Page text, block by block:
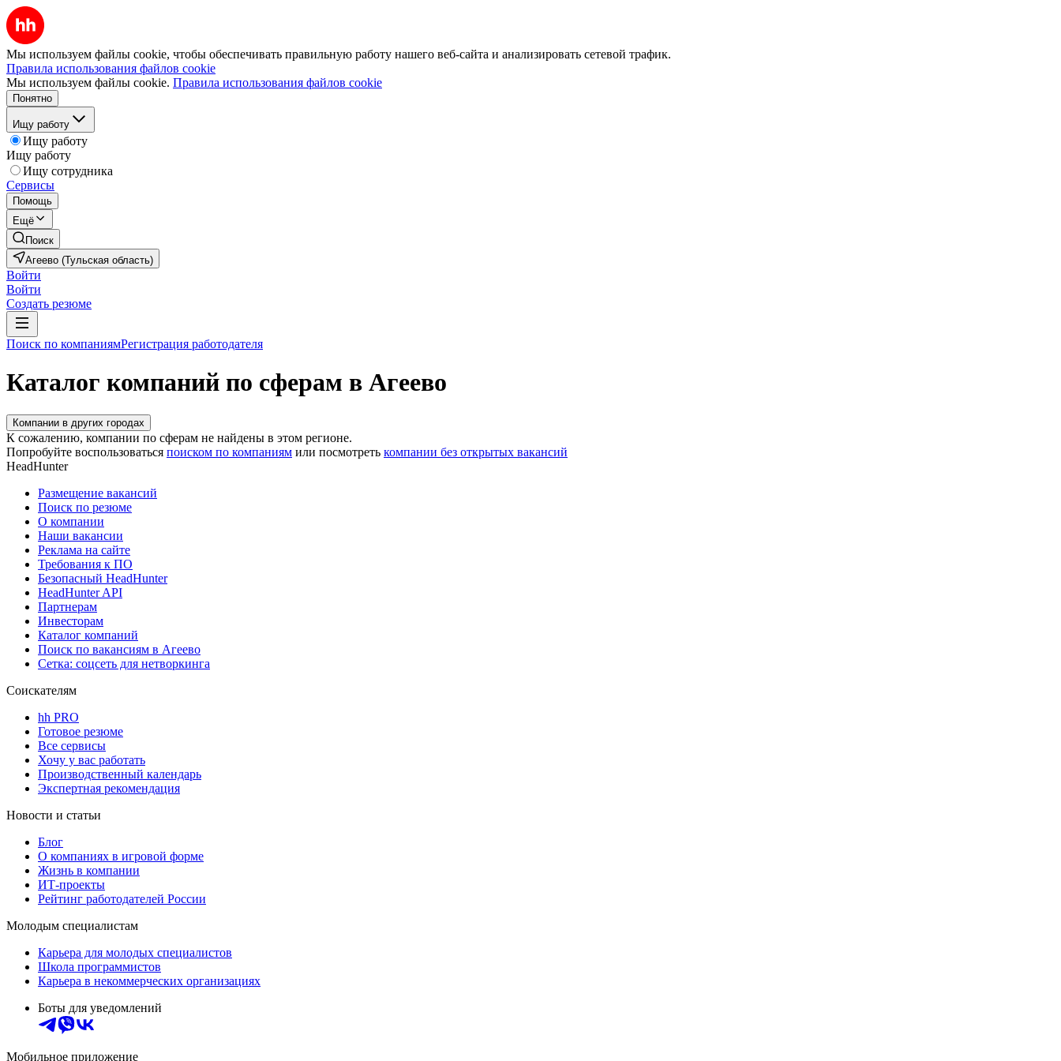
Мы используем файлы cookie, чтобы обеспечивать правильную работу нашего веб-сайта и анализировать сетевой трафик.
Правила использования файлов cookie
Мы используем файлы cookie. Правила использования файлов cookie
Понятно
Ищу работу
Ищу работу
Ищу работу
Ищу сотрудника
Сервисы
Помощь
Ещё
Поиск
Агеево (Тульская область)
Войти
Войти
Создать резюме
Поиск по компаниямРегистрация работодателя
Каталог компаний по сферам в Агеево
Компании в других городах
К сожалению, компании по сферам не найдены в этом регионе.
Попробуйте воспользоваться поиском по компаниям или посмотреть компании без открытых вакансий
HeadHunter
Размещение вакансий
Поиск по резюме
О компании
Наши вакансии
Реклама на сайте
Требования к ПО
Безопасный HeadHunter
HeadHunter API
Партнерам
Инвесторам
Каталог компаний
Поиск по вакансиям в Агеево
Сетка: соцсеть для нетворкинга
Соискателям
hh PRO
Готовое резюме
Все сервисы
Хочу у вас работать
Производственный календарь
Экспертная рекомендация
Новости и статьи
Блог
О компаниях в игровой форме
Жизнь в компании
ИТ-проекты
Рейтинг работодателей России
Молодым специалистам
Карьера для молодых специалистов
Школа программистов
Карьера в некоммерческих организациях
Боты для уведомлений
Мобильное приложение